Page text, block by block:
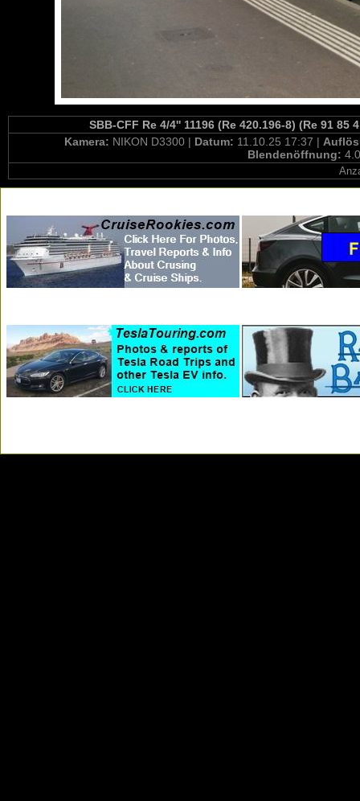
SBB-CFF Re 4/4'' 11196 (Re 420.196-8) (Re 91 85
Kamera: NIKON D3300 | Datum: 11.10.25 17:37 |
Blendenöffnung: